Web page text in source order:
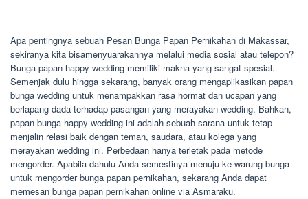
Apa pentingnya sebuah Pesan Bunga Papan Pernikahan di Makassar,
sekiranya kita bisamenyuarakannya melalui media sosial atau telepon?
Bunga papan happy wedding memiliki makna yang sangat spesial.
Semenjak dulu hingga sekarang, banyak orang mengaplikasikan papan
bunga wedding untuk menampakkan rasa hormat dan ucapan yang
berlapang dada terhadap pasangan yang merayakan wedding. Bahkan,
papan bunga happy wedding ini adalah sebuah sarana untuk tetap
menjalin relasi baik dengan teman, saudara, atau kolega yang
merayakan wedding ini. Perbedaan hanya terletak pada metode
mengorder. Apabila dahulu Anda semestinya menuju ke warung bunga
untuk mengorder bunga papan pernikahan, sekarang Anda dapat
memesan bunga papan pernikahan online via Asmaraku.